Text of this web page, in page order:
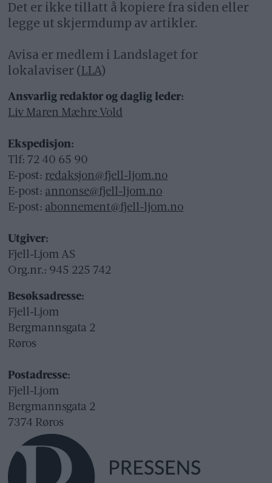
Det er ikke tillatt å kopiere fra siden eller
legge ut skjermdump av artikler.
Avisa er medlem i Landslaget for
lokalaviser (LLA)
Ansvarlig redaktør og daglig leder:
Liv Maren Mæhre Vold
Ekspedisjon:
Tlf: 72 40 65 90
E-post: redaksjon@fjell-ljom.no
E-post: annonse@fjell-ljom.no
E-post: abonnement@fjell-ljom.no
Utgiver:
Fjell-Ljom AS
Org.nr.: 945 225 742
Besøksadresse:
Fjell-Ljom
Bergmannsgata 2
Røros
Postadresse:
Fjell-Ljom
Bergmannsgata 2
7374 Røros